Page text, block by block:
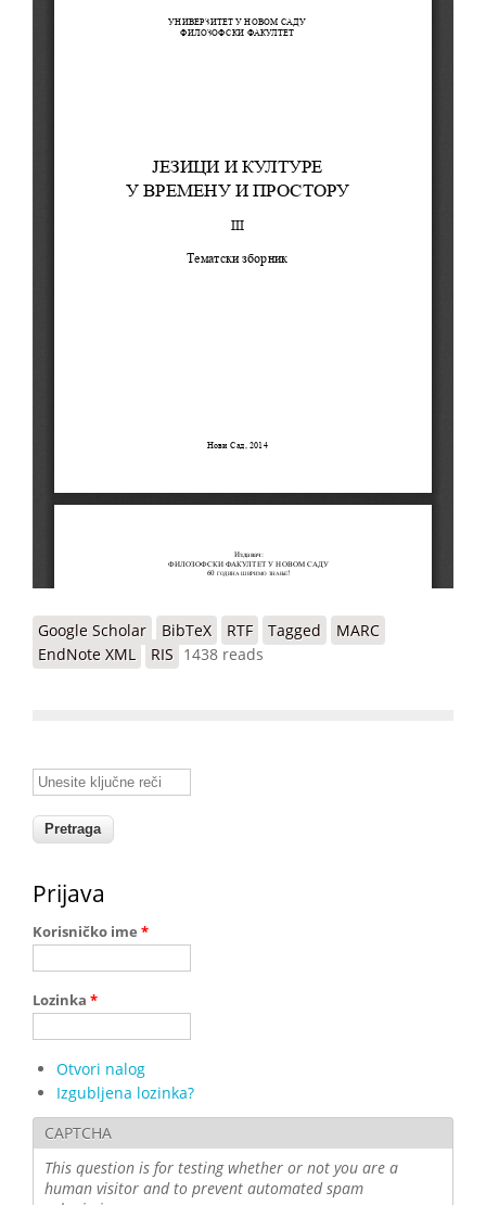
Google Scholar BibTeX RTF Tagged
MARC
EndNote XML
RIS 1438 reads
Unesite ključne reči
Prijava
Korisničko ime *
Lozinka *
Otvori nalog
Izgubljena lozinka?
CAPTCHA
This question is for testing whether or not you are a
human visitor and to prevent automated spam